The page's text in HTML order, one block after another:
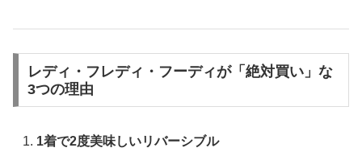
レディ・フレディ・フーディが「絶対買い」な
3つの理由
1着で2度美味しいリバーシブル